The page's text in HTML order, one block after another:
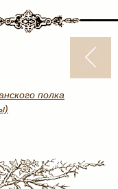
полка